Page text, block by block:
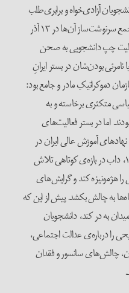
آزادی‌خواه و برابری‌طلب
(داب) در دانشگاه‌های اصلی ایران و تجمع سرنوشت‌ساز آن‌ها در ۱۳ آذر
فعالیت چپ دانشجویی به صحن
بودن‌شان در بستر ایرانِ
دموکراتیکِ مادر و جامع بود:
متکثری برخاسته و به
اما در بستر فعالیت‌های
آموزش عالی ایران در
اواخر دهه‌ی ۱۳۷۰ و اوایل دهه‌ی ۱۳۸۰، داب در بازه‌ی کوتاهی تلاش
هژمونیزه کند و گرایش‌های
به چالش بکشد. پیش از این که
داب را در سال ۱۳۸۶ از میدان به در کند، دانشجویان
را درباره‌ی عدالت اجتماعی،
چالش‌های سانسور و فقدان